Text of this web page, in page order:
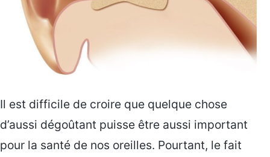
Il est difficile de croire que quelque chose
d’aussi dégoûtant puisse être aussi important
pour la santé de nos oreilles. Pourtant, le fait